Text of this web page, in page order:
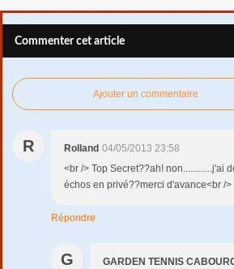
Commenter cet article
Ajouter un commentaire
R Rolland 04/05/2013 23:58
<br /> Top Secret??ah! non............j'ai
échos en privé??merci d'avance<br />
Répondre
G GARDEN TENNIS